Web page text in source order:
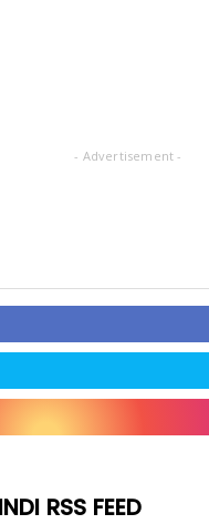
- Advertisement -
RSS FEED